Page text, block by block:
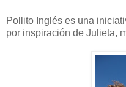
Pollito Inglés es una
por inspiración de Julieta,